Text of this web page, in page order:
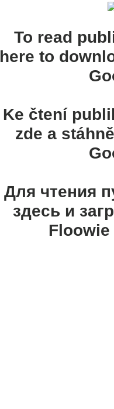
To read
here to
Ke čtení
zde a
Для чтения
здесь и
Floowie